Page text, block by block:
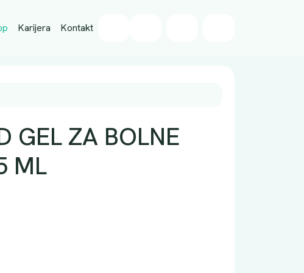
Karijera Kontakt
GEL ZA BOLNE
ML